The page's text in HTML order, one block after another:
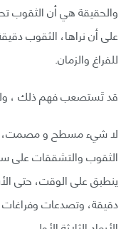
والحقيقة هي أن الثقوب
على أن نراها، الثقوب
للفراغ والزمان.
قد تَستصعب فهم ذلك ،
لا شيء مسطح و مصمت،
الثقوب والتشققات على
ينطبق على الوقت، حتى
دقيقة، وتصدعات